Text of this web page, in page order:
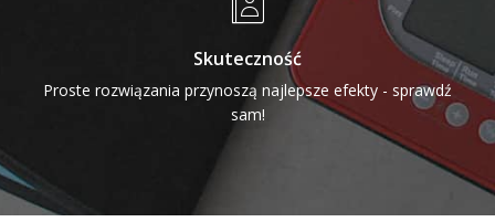
Skuteczność
Proste rozwiązania przynoszą najlepsze efekty - sprawdź
sam!